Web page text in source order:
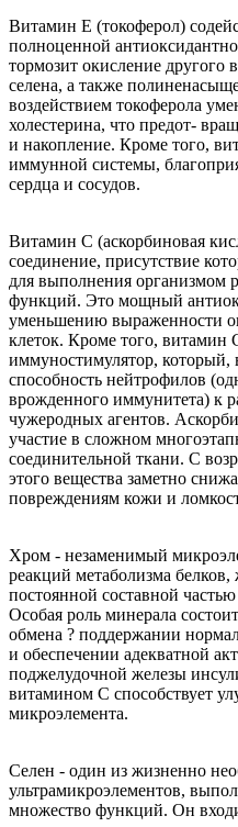
Витамин Е (токоферол)
полноценной
тормозит окисление другого
селена, а также
воздействием токоферола
холестерина, что предот-
и накопление. Кроме того,
иммунной системы,
сердца и сосудов.
Витамин С (аскорбиновая
соединение, присутствие
для выполнения организмом
функций. Это мощный
уменьшению выраженности
клеток. Кроме того, витамин
иммуностимулятор, который,
способность нейтрофилов
врожденного иммунитета) к
чужеродных агентов.
участие в сложном
соединительной ткани. С
этого вещества заметно
повреждениям кожи и
Хром - незаменимый
реакций метаболизма
постоянной составной
Особая роль минерала
обмена ? поддержании
и обеспечении адекватной
поджелудочной железы
витамином С способствует
микроэлемента.
Селен - один из жизненно
ультрамикроэлементов,
множество функций. Он